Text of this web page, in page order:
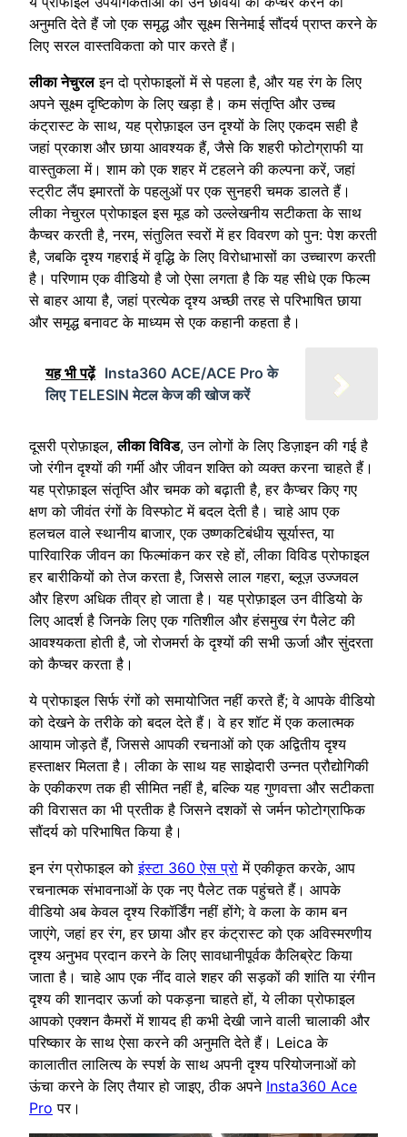
अनुमति देते हैं जो एक समृद्ध और सूक्ष्म सिनेमाई सौंदर्य प्राप्त करने के
लिए सरल वास्तविकता को पार करते हैं।
लीका नेचुरलइन दो प्रोफाइलों में से पहला है, और यह रंग के लिए
अपने सूक्ष्म दृष्टिकोण के लिए खड़ा है। कम संतृप्ति और उच्च
कंट्रास्ट के साथ, यह प्रोफ़ाइल उन दृश्यों के लिए एकदम सही है
जहां प्रकाश और छाया आवश्यक हैं, जैसे कि शहरी फोटोग्राफी या
वास्तुकला में। शाम को एक शहर में टहलने की कल्पना करें, जहां
स्ट्रीट लैंप इमारतों के पहलुओं पर एक सुनहरी चमक डालते हैं।
लीका नेचुरल प्रोफाइल इस मूड को उल्लेखनीय सटीकता के साथ
कैप्चर करती है, नरम, संतुलित स्वरों में हर विवरण को पुन: पेश करती
है, जबकि दृश्य गहराई में वृद्धि के लिए विरोधाभासों का उच्चारण करती
है। परिणाम एक वीडियो है जो ऐसा लगता है कि यह सीधे एक फिल्म
से बाहर आया है, जहां प्रत्येक दृश्य अच्छी तरह से परिभाषित छाया
और समृद्ध बनावट के माध्यम से एक कहानी कहता है।
यह भी पढ़ें Insta360 ACE/ACE Pro के
लिए TELESIN मेटल केज की खोज करें
दूसरी प्रोफ़ाइल,लीका विविड, उन लोगों के लिए डिज़ाइन की गई है
जो रंगीन दृश्यों की गर्मी और जीवन शक्ति को व्यक्त करना चाहते हैं।
यह प्रोफ़ाइल संतृप्ति और चमक को बढ़ाती है, हर कैप्चर किए गए
क्षण को जीवंत रंगों के विस्फोट में बदल देती है। चाहे आप एक
हलचल वाले स्थानीय बाजार, एक उष्णकटिबंधीय सूर्यास्त, या
पारिवारिक जीवन का फिल्मांकन कर रहे हों, लीका विविड प्रोफाइल
हर बारीकियों को तेज करता है, जिससे लाल गहरा, ब्लूज़ उज्जवल
और हिरण अधिक तीव्र हो जाता है। यह प्रोफ़ाइल उन वीडियो के
लिए आदर्श है जिनके लिए एक गतिशील और हंसमुख रंग पैलेट की
आवश्यकता होती है, जो रोजमर्रा के दृश्यों की सभी ऊर्जा और सुंदरता
को कैप्चर करता है।
ये प्रोफाइल सिर्फ रंगों को समायोजित नहीं करते हैं; वे आपके वीडियो
को देखने के तरीके को बदल देते हैं। वे हर शॉट में एक कलात्मक
आयाम जोड़ते हैं, जिससे आपकी रचनाओं को एक अद्वितीय दृश्य
हस्ताक्षर मिलता है। लीका के साथ यह साझेदारी उन्नत प्रौद्योगिकी
के एकीकरण तक ही सीमित नहीं है, बल्कि यह गुणवत्ता और सटीकता
की विरासत का भी प्रतीक है जिसने दशकों से जर्मन फोटोग्राफिक
सौंदर्य को परिभाषित किया है।
इन रंग प्रोफाइल कोइंस्टा 360 ऐस प्रो में एकीकृत करके, आप
रचनात्मक संभावनाओं के एक नए पैलेट तक पहुंचते हैं। आपके
वीडियो अब केवल दृश्य रिकॉर्डिंग नहीं होंगे; वे कला के काम बन
जाएंगे, जहां हर रंग, हर छाया और हर कंट्रास्ट को एक अविस्मरणीय
दृश्य अनुभव प्रदान करने के लिए सावधानीपूर्वक कैलिब्रेट किया
जाता है। चाहे आप एक नींद वाले शहर की सड़कों की शांति या रंगीन
दृश्य की शानदार ऊर्जा को पकड़ना चाहते हों, ये लीका प्रोफाइल
आपको एक्शन कैमरों में शायद ही कभी देखी जाने वाली चालाकी और
परिष्कार के साथ ऐसा करने की अनुमति देते हैं। Leica के
कालातीत लालित्य के स्पर्श के साथ अपनी दृश्य परियोजनाओं को
ऊंचा करने के लिए तैयार हो जाइए, ठीक अपने Insta360 Ace
Pro पर।